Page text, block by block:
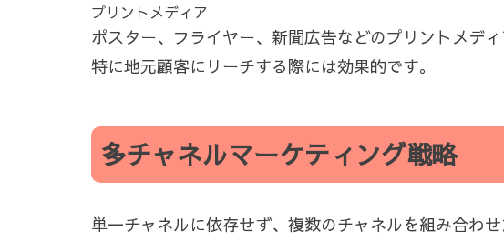
プリントメディア
ポスター、フライヤー、新聞広告などのプリントメデ
特に地元顧客にリーチする際には効果的です。
多チャネルマーケティング戦略
単一チャネルに依存せず、複数のチャネルを組み合わ